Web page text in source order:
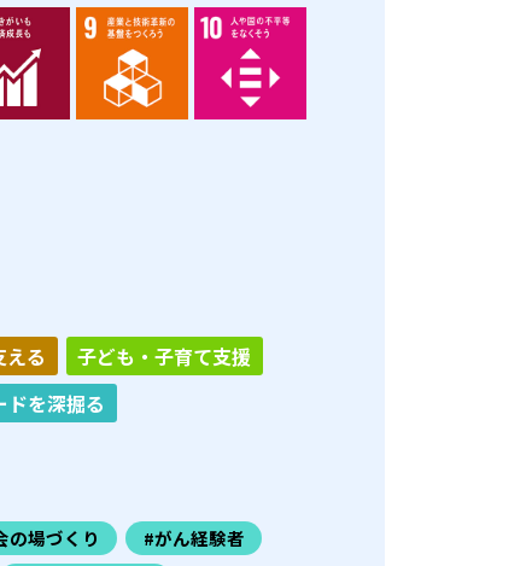
える
子ども・子育て支援
ドを深掘る
の場づくり
#がん経験者